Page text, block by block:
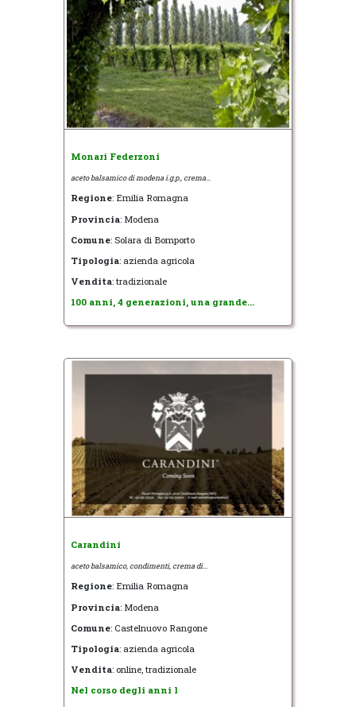
Monari Federzoni
aceto balsamico di modena i.g.p., crema...
Regione: Emilia Romagna
Provincia: Modena
Comune: Solara di Bomporto
Tipologia: azienda agricola
Vendita: tradizionale
100 anni, 4 generazioni, una grande...
Carandini
aceto balsamico, condimenti, crema di...
Regione: Emilia Romagna
Provincia: Modena
Comune: Castelnuovo Rangone
Tipologia: azienda agricola
Vendita: online, tradizionale
Nel corso degli anni l